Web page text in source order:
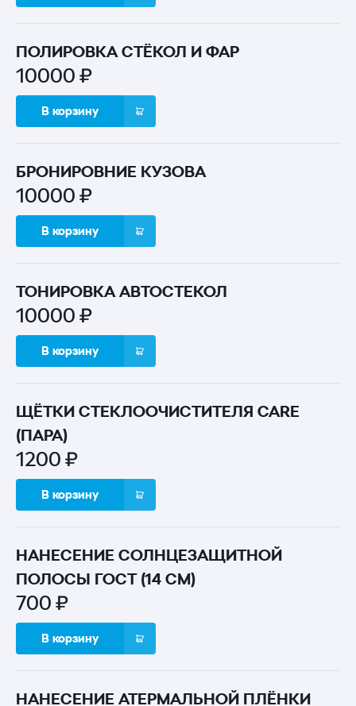
ПОЛИРОВКА СТЁКОЛ И ФАР
10000 ₽
В корзину
БРОНИРОВНИЕ КУЗОВА
10000 ₽
В корзину
ТОНИРОВКА АВТОСТЕКОЛ
10000 ₽
В корзину
ЩЁТКИ СТЕКЛООЧИСТИТЕЛЯ CARE
(ПАРА)
1200 ₽
В корзину
НАНЕСЕНИЕ СОЛНЦЕЗАЩИТНОЙ
ПОЛОСЫ ГОСТ (14 СМ)
700 ₽
В корзину
НАНЕСЕНИЕ АТЕРМАЛЬНОЙ ПЛЁНКИ